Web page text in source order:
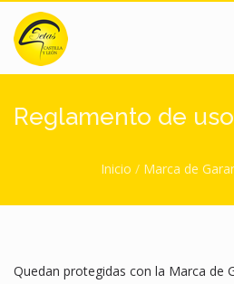
Pasar al contenido principal
Reglamento de uso
Usted está aquí
Inicio / Marca de
Quedan protegidas con la Marca de